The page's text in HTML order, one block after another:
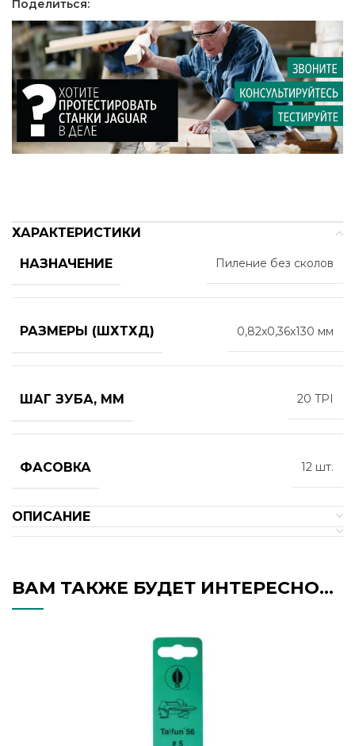
Поделиться:
ХАРАКТЕРИСТИКИ
НАЗНАЧЕНИЕ Пиление без сколов
РАЗМЕРЫ (ШХТХД) 0,82х0,36х130 мм
ШАГ ЗУБА, ММ 20 TPI
ФАСОВКА 12 шт.
ОПИСАНИЕ
ВАМ ТАКЖЕ БУДЕТ ИНТЕРЕСНО…